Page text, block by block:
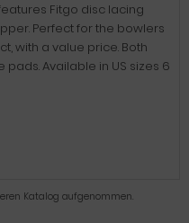
Fitgo disc lacing
Perfect for the bowlers
with a value price. Both
Available in US sizes 6
Katalog aufgenommen.